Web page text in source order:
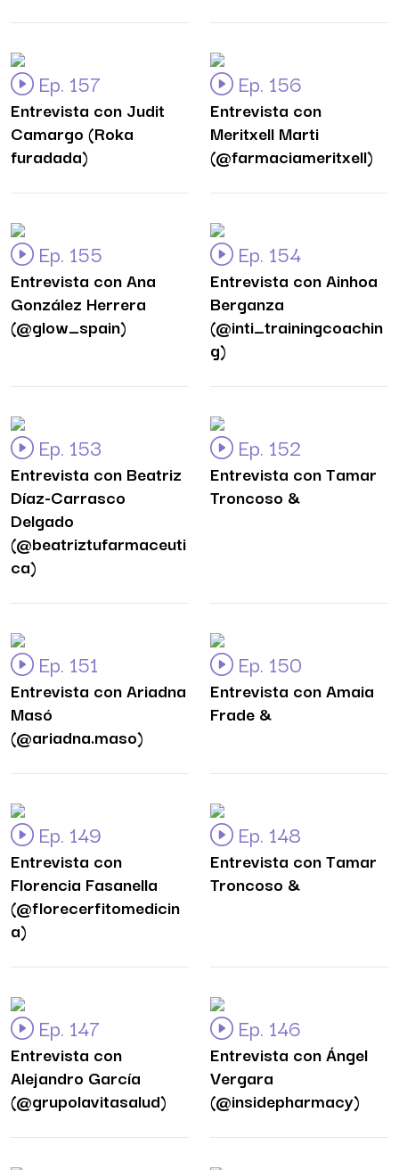
Ep. 157
Entrevista con Judit
Camargo (Roka
furadada)
Ep. 156
Entrevista con
Meritxell Marti
(@farmaciameritxell)
Ep. 155
Entrevista con Ana
González Herrera
(@glow_spain)
Ep. 154
Entrevista con Ainhoa
Berganza
(@inti_trainingcoachin
g)
Ep. 153
Entrevista con Beatriz
Díaz-Carrasco
Delgado
(@beatriztufarmaceuti
ca)
Ep. 152
Entrevista con Tamar
Troncoso &
Ep. 151
Entrevista con Ariadna
Masó
(@ariadna.maso)
Ep. 150
Entrevista con Amaia
Frade &
Ep. 149
Entrevista con
Florencia Fasanella
(@florecerfitomedicin
a)
Ep. 148
Entrevista con Tamar
Troncoso &
Ep. 147
Entrevista con
Alejandro García
(@grupolavitasalud)
Ep. 146
Entrevista con Ángel
Vergara
(@insidepharmacy)